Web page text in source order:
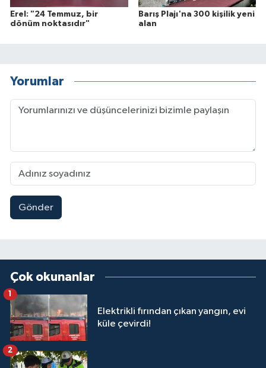
Erel: "24 Temmuz, bir
dönüm noktasıdır"
Barış Plajı'na 300 kişilik yeni
alan
Yorumlar
Gönder
Çok okunanlar
Elektrikli fırından çıkan yangın, evi
küle çevirdi!
1
2